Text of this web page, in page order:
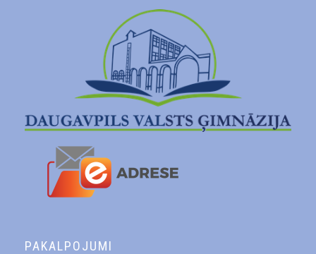
PAKALPOJUMI